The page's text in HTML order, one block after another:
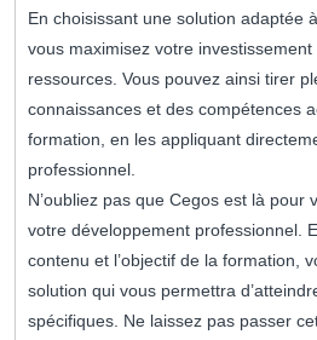
En choisissant une solution adaptée
vous maximisez votre
ressources. Vous pouvez ainsi tirer
connaissances et des compétences
formation, en les appliquant
professionnel.
N’oubliez pas que Cegos est là pour
votre développement professionnel.
contenu et l’objectif de la formation,
solution qui vous permettra
spécifiques. Ne laissez pas passer